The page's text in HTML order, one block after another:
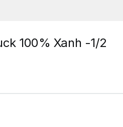
100% Xanh -1/2